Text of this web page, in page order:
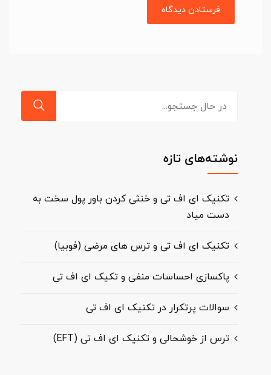
برای:
نوشته‌های تازه
تکنیک ای اف تی و خنثی کردن باور پول سخت به
دست میاد
تکنیک ای اف تی و ترس های مرضی (فوبیا)
پاکسازی احساسات منفی و تکیک ای اف تی
سوالات پرتکرار در تکنیک ای اف تی
ترس از خوشحالی و تکنیک ای اف تی (EFT)